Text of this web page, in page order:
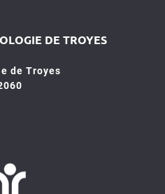
DE TROYES
de Troyes